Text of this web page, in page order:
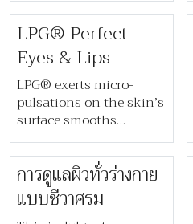
balance to leave you
feeling clear and
moisturised.
strengthen, lift and tone
the skin. Manual facelift
massage, together with
essential oils and
lymphatic drainage
techniques, gives your
skin a radiant, youthful
appearance for
immediate and long-
term benefits.
LPG® Perfect
Eyes & Lips
LPG® exerts micro-
pulsations on the skin’s
surface smooths
wrinkles around the
eyes and mouth, lifts
and enhances the
eyelids and re-plumps
the lips.
​​การดูแลผิวทั่วร่างกาย
แบบชีวาศรม​